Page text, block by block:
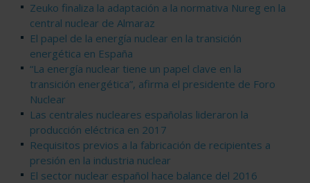
Zeuko finaliza la adaptación a la normativa Nureg en la
central nuclear de Almaraz
El papel de la energía nuclear en la transición
energética en España
“La energía nuclear tiene un papel clave en la
transición energética”, afirma el presidente de Foro
Nuclear
Las centrales nucleares españolas lideraron la
producción eléctrica en 2017
Requisitos previos a la fabricación de recipientes a
presión en la industria nuclear
El sector nuclear español hace balance del 2016